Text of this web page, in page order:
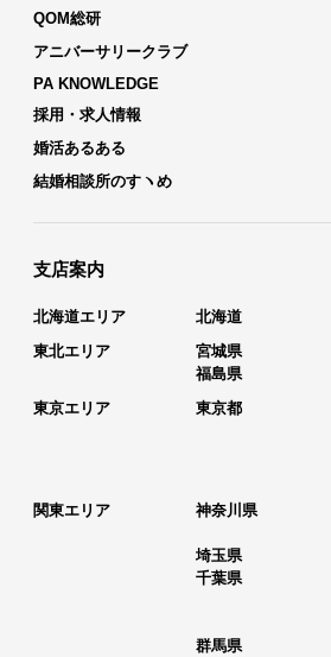
QOM総研
アニバーサリークラブ
PA KNOWLEDGE
採用・求人情報
婚活あるある
結婚相談所のすヽめ
支店案内
北海道エリア 北海道
東北エリア
宮城県
福島県
東京エリア
東京都
関東エリア
神奈川県
埼玉県
千葉県
群馬県